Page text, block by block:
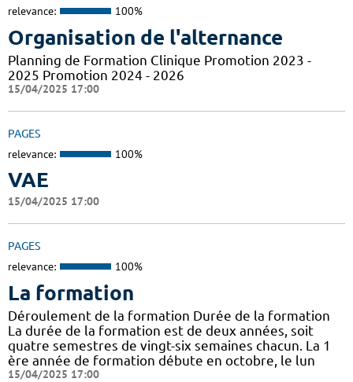
relevance: 100%
Organisation de l'alternance
Planning de Formation Clinique Promotion 2023 -
2025 Promotion 2024 - 2026
15/04/2025 17:00
PAGES
relevance: 100%
VAE
15/04/2025 17:00
PAGES
relevance: 100%
La formation
Déroulement de la formation Durée de la formation
La durée de la formation est de deux années, soit
quatre semestres de vingt-six semaines chacun. La 1
ère année de formation débute en octobre, le lun
15/04/2025 17:00